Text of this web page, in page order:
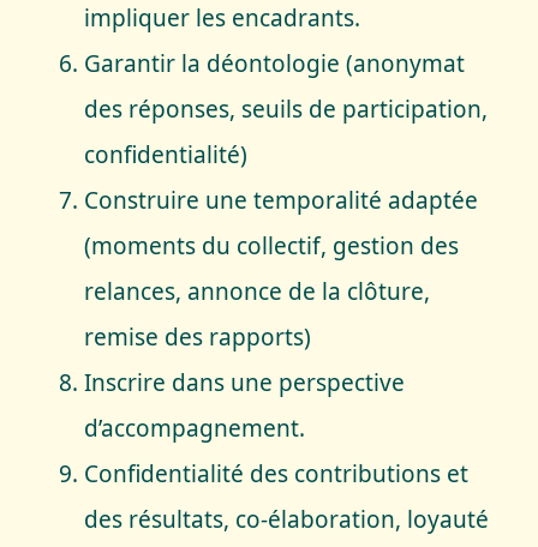
impliquer les encadrants.
Garantir la déontologie (anonymat
des réponses, seuils de participation,
confidentialité)
Construire une temporalité adaptée
(moments du collectif, gestion des
relances, annonce de la clôture,
remise des rapports)
Inscrire dans une perspective
d’accompagnement.
Confidentialité des contributions et
des résultats, co-élaboration, loyauté